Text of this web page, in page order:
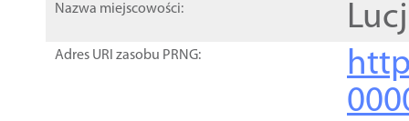
Nazwa miejscowości:
Adres URI zasobu PRNG: